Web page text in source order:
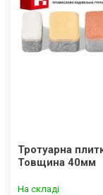
Тротуарна
Товщина 40мм
На складі